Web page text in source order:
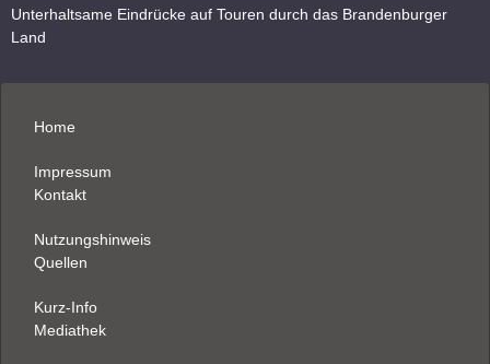
Unterhaltsame Eindrücke auf Touren durch das Brandenburger
Land
Home
Impressum
Kontakt
Nutzungshinweis
Quellen
Kurz-Info
Mediathek